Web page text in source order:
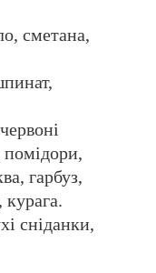
сметана,
помідори,
гарбуз,
сніданки,